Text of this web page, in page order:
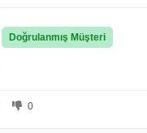
Doğrulanmış Müşteri
0